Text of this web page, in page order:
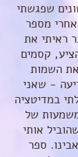
שפגשתי
אחרי מספר
ראיתי את
קסמים
השמות
- שאני
במדיטציה
של
אותי
ספר